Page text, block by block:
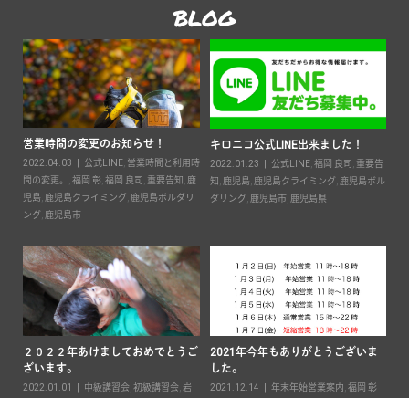
BLOG
営業時間の変更のお知らせ！
2022.04.03 公式LINE, 営業時間と利用時
間の変更。
福岡 彰 福岡 良司 重要告知
鹿
児島
鹿児島クライミング, 鹿児島ボルダリ
ング, 鹿児島市
キロニコ公式LINE出来ました！
2022.01.23 公式LINE,福岡 良司 , 重要告
知 ,鹿児島,鹿児島クライミング,鹿児島ボル
ダリング,鹿児島市,鹿児島県
２０２２年あけましておめでとうご
ざいます。
2022.01.01 中級講習会, 初級講習会, 岩
2021年今年もありがとうございま
した。
2021.12.14 年末年始営業案内 福岡 彰